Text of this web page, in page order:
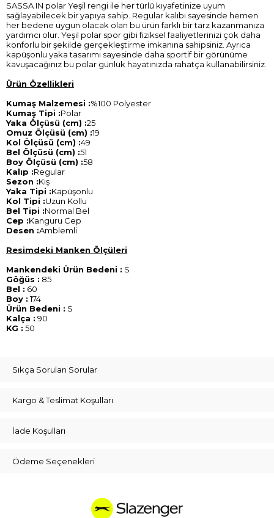
SASSA IN polar Yeşil rengi ile her türlü kıyafetinize uyum
sağlayabilecek bir yapıya sahip. Regular kalıbı sayesinde hemen
her bedene uygun olacak olan bu ürün farklı bir tarz kazanmanıza
yardımcı olur. Yeşil polar spor gibi fiziksel faaliyetlerinizi çok daha
konforlu bir şekilde gerçekleştirme imkanına sahipsiniz. Ayrıca
kapüşonlu yaka tasarımı sayesinde daha sportif bir görünüme
kavuşacağınız bu polar günlük hayatınızda rahatça kullanabilirsiniz.
Ürün Özellikleri
Kumaş Malzemesi :%100 Polyester
Kumaş Tipi :Polar
Yaka Ölçüsü (cm) :25
Omuz Ölçüsü (cm) :19
Kol Ölçüsü (cm) :49
Bel Ölçüsü (cm) :51
Boy Ölçüsü (cm) :58
Kalıp :Regular
Sezon :Kış
Yaka Tipi :Kapüşonlu
Kol Tipi :Uzun Kollu
Bel Tipi :Normal Bel
Cep :Kanguru Cep
Desen :Amblemli
Resimdeki Manken Ölçüleri
Mankendeki Ürün Bedeni : S
Göğüs : 85
Bel : 60
Boy :174
Ürün Bedeni : S
Kalça : 90
KG : 50
Sıkça Sorulan Sorular
Kargo & Teslimat Koşulları
İade Koşulları
Ödeme Seçenekleri